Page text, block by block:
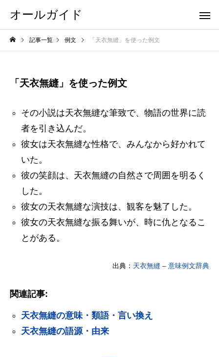
オールガイド
記事一覧 例文 「天衣無縫」を使った例文
「天衣無縫」を使った例文
その小説は天衣無縫な筆致で、物語の世界に読
者を引き込んだ。
彼女は天衣無縫な性格で、みんなから好かれて
いた。
彼の笑顔は、天衣無縫の自然さで周囲を明るく
した。
彼女の天衣無縫な演技は、観客を魅了した。
彼女の天衣無縫な振る舞いが、時に仇となるこ
とがある。
出典： 天衣無縫 – 意味例文辞典
関連記事:
天衣無縫の意味・類語・言い換え
天衣無縫の語源・由来